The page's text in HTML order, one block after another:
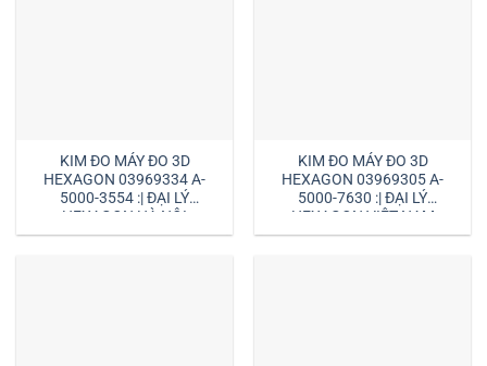
KIM ĐO MÁY ĐO 3D
HEXAGON 03969334 A-
5000-3554 :| ĐẠI LÝ
HEXAGON HÀ NỘI
KIM ĐO MÁY ĐO 3D
HEXAGON 03969305 A-
5000-7630 :| ĐẠI LÝ
HEXAGON VIỆT NAM